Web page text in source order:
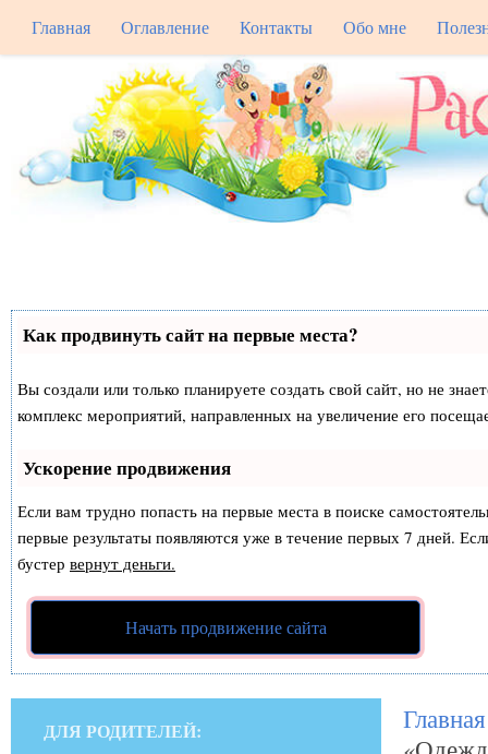
Главная Оглавление Контакты Обо мне
Как продвинуть сайт на первые места?
Вы создали или только планируете создать свой сайт, но не
комплекс мероприятий, направленных на увеличение его
Ускорение продвижения
Если вам трудно попасть на первые места в поиске
первые результаты появляются уже в течение первых 7 дней.
бустер вернут деньги.
Начать продвижение сайта
Главная
ДЛЯ РОДИТЕЛЕЙ: